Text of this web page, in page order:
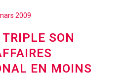
2009
TRIPLE SON
EN MOINS